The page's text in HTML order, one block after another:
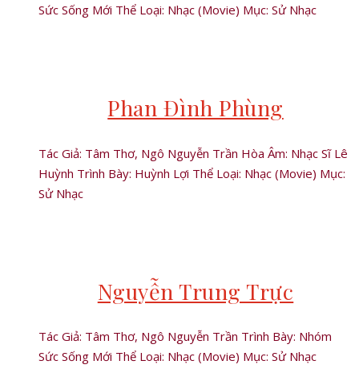
Sức Sống Mới Thể Loại: Nhạc (Movie) Mục: Sử Nhạc
Phan Đình Phùng
Tác Giả: Tâm Thơ, Ngô Nguyễn Trần Hòa Âm: Nhạc Sĩ Lê
Huỳnh Trình Bày: Huỳnh Lợi Thể Loại: Nhạc (Movie) Mục:
Sử Nhạc
Nguyễn Trung Trực
Tác Giả: Tâm Thơ, Ngô Nguyễn Trần Trình Bày: Nhóm
Sức Sống Mới Thể Loại: Nhạc (Movie) Mục: Sử Nhạc